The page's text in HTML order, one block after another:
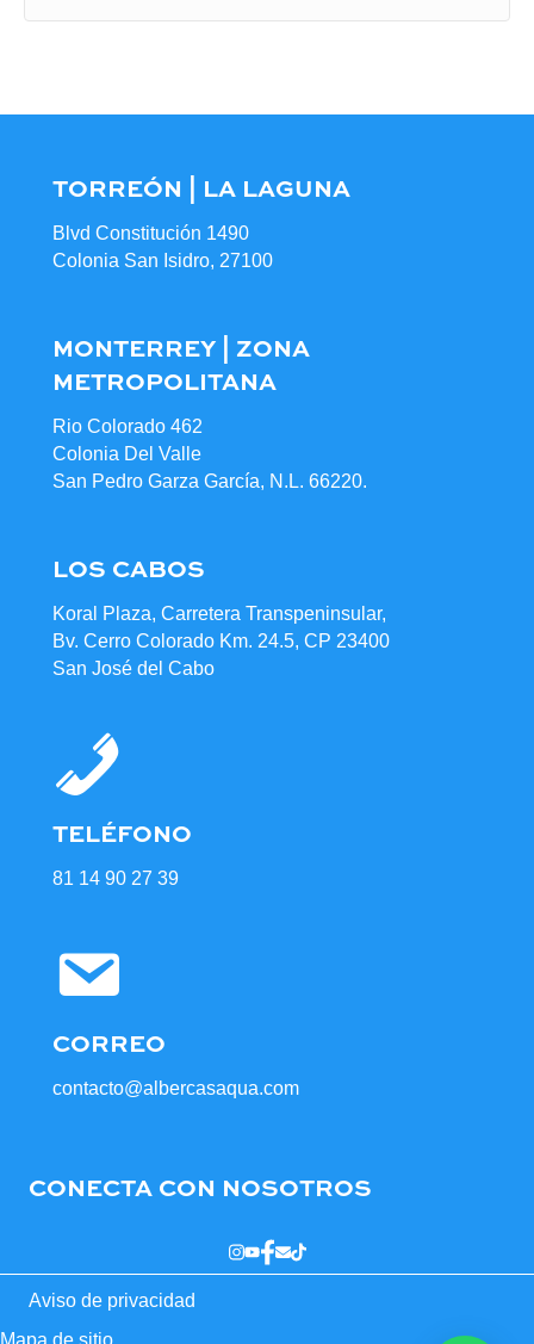
TORREÓN | LA LAGUNA
Blvd Constitución 1490
Colonia San Isidro, 27100
MONTERREY | ZONA
METROPOLITANA
Rio Colorado 462
Colonia Del Valle
San Pedro Garza García, N.L. 66220.
LOS CABOS
Koral Plaza, Carretera Transpeninsular,
Bv. Cerro Colorado Km. 24.5, CP 23400
San José del Cabo
TELÉFONO
81 14 90 27 39
CORREO
contacto@albercasaqua.com
CONECTA CON NOSOTROS
Aviso de privacidad
Mapa de sitio